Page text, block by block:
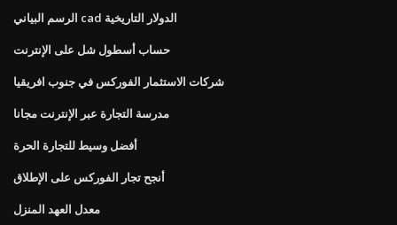
الرسم البياني cad الدولار التاريخية
حساب أسطول شل على الإنترنت
شركات الاستثمار الفوركس في جنوب افريقيا
مدرسة التجارة عبر الإنترنت مجانا
أفضل وسيط للتجارة الحرة
أنجح تجار الفوركس على الإطلاق
معدل العهد المنزل